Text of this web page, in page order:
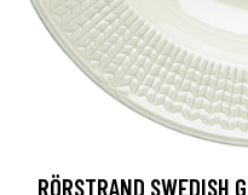
RÖRSTRAND SWEDISH